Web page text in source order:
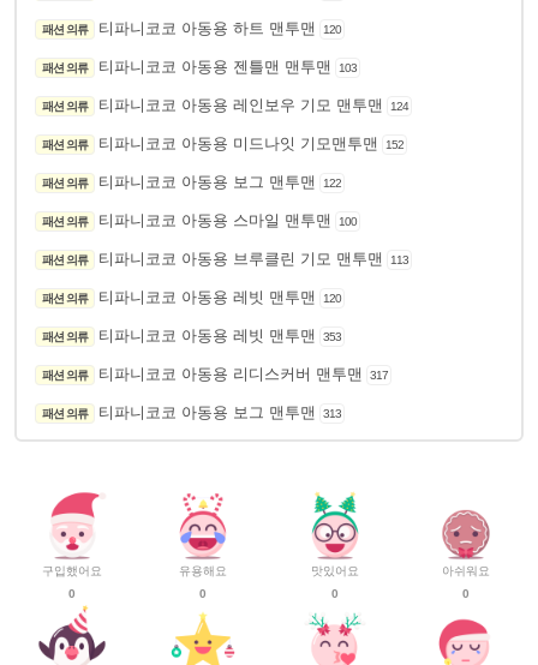
패션 의류 티파니코코 아동용 하트 맨투맨 120
패션 의류 티파니코코 아동용 젠틀맨 맨투맨 103
패션 의류 티파니코코 아동용 레인보우 기모 맨투맨 124
패션 의류 티파니코코 아동용 미드나잇 기모맨투맨 152
패션 의류 티파니코코 아동용 보그 맨투맨 122
패션 의류 티파니코코 아동용 스마일 맨투맨 100
패션 의류 티파니코코 아동용 브루클린 기모 맨투맨 113
패션 의류 티파니코코 아동용 레빗 맨투맨 120
패션 의류 티파니코코 아동용 레빗 맨투맨 353
패션 의류 티파니코코 아동용 리디스커버 맨투맨 317
패션 의류 티파니코코 아동용 보그 맨투맨 313
구입했어요
0
유용해요
0
맛있어요
0
아쉬워요
0